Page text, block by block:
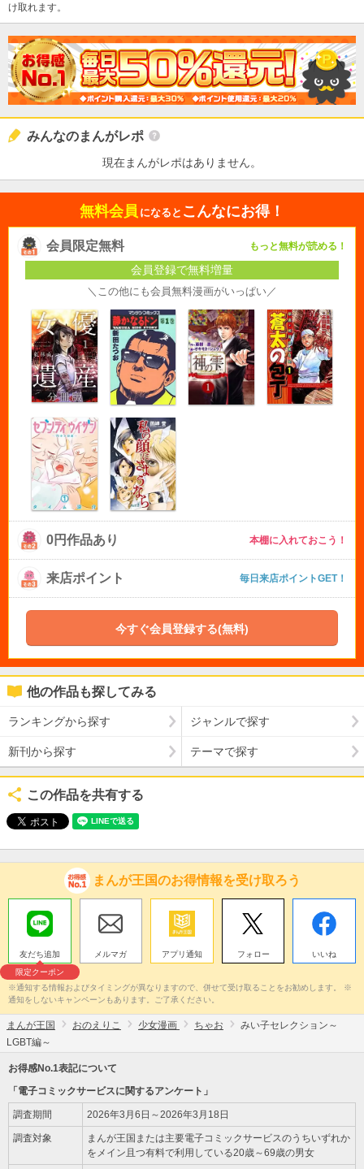
け取れます。
みんなのまんがレポ
現在まんがレポはありません。
無料会員 になると こんなにお得！
会員限定無料 もっと無料が読める！
会員登録で無料増量
＼この他にも会員無料漫画がいっぱい／
0円作品あり 本棚に入れておこう！
来店ポイント 毎日来店ポイントGET！
今すぐ会員登録する(無料)
他の作品も探してみる
ランキングから探す ジャンルで探す
新刊から探す テーマで探す
この作品を共有する
まんが王国のお得情報を受け取ろう
友だち追加
限定クーポン
メルマガ アプリ通知 フォロー いいね
※通知する情報およびタイミングが異なりますので、併せて受け取ることをお勧めします。 ※
通知をしないキャンペーンもあります。ご了承ください。
まんが王国 おのえりこ 少女漫画 ちゃお
みい子セレクション～
LGBT編～
お得感No.1表記について
「電子コミックサービスに関するアンケート」
調査期間 2026年3月6日～2026年3月18日
調査対象
まんが王国または主要電子コミックサービスのうちいずれか
をメイン且つ有料で利用している20歳～69歳の男女